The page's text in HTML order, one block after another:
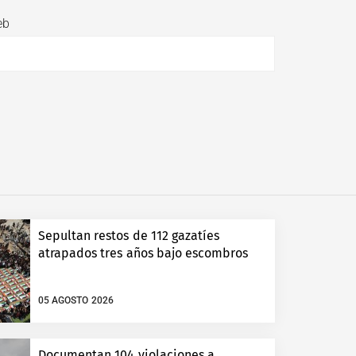
Sepultan restos de 112 gazatíes
atrapados tres años bajo escombros
05 AGOSTO 2026